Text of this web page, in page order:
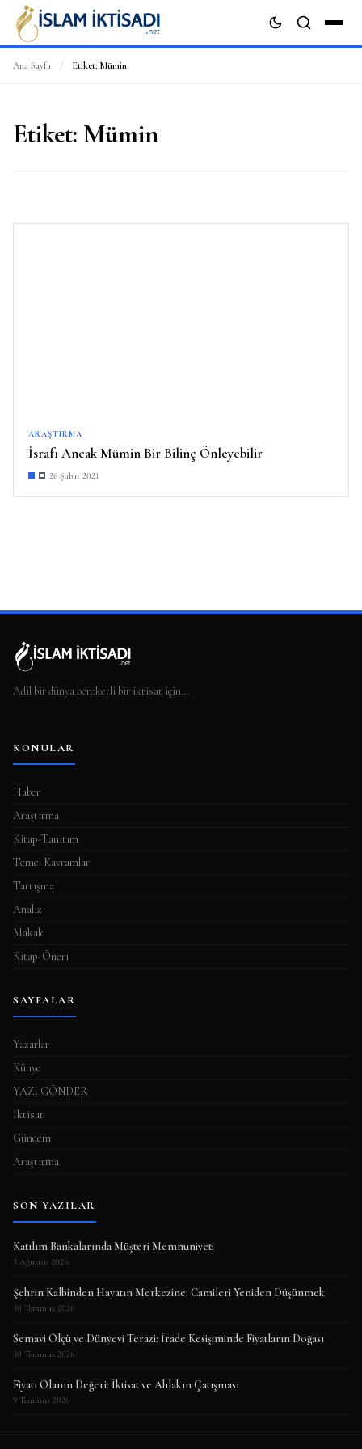
Ana Sayfa / Etiket: Mümin
Etiket: Mümin
ARAŞTIRMA
İsrafı Ancak Mümin Bir Bilinç Önleyebilir
26 Şubat 2021
Adil bir dünya bereketli bir iktisat için…
KONULAR
Haber
Araştırma
Kitap-Tanıtım
Temel Kavramlar
Tartışma
Analiz
Makale
Kitap-Öneri
SAYFALAR
Yazarlar
Künye
YAZI GÖNDER
İktisat
Gündem
Araştırma
SON YAZILAR
Katılım Bankalarında Müşteri Memnuniyeti
3 Ağustos 2026
Şehrin Kalbinden Hayatın Merkezine: Camileri Yeniden Düşünmek
30 Temmuz 2026
Semavi Ölçü ve Dünyevi Terazi: İrade Kesişiminde Fiyatların Doğası
30 Temmuz 2026
Fiyatı Olanın Değeri: İktisat ve Ahlakın Çatışması
9 Temmuz 2026